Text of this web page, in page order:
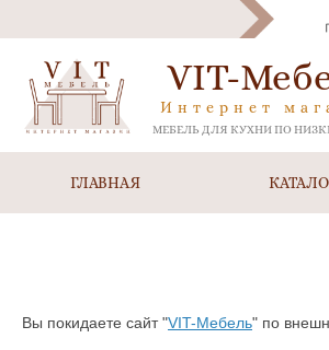
VIT-
Интернет
МЕБЕЛЬ ДЛЯ КУХНИ ПО
ГЛАВНАЯ
Вы покидаете сайт "VIT-Мебель" по